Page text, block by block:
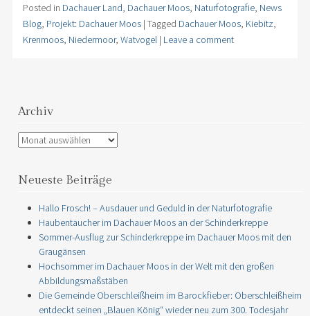
Posted in Dachauer Land, Dachauer Moos, Naturfotografie, News
Blog, Projekt: Dachauer Moos | Tagged Dachauer Moos, Kiebitz,
Krenmoos, Niedermoor, Watvogel | Leave a comment
Archiv
Archiv
Neueste Beiträge
Hallo Frosch! – Ausdauer und Geduld in der Naturfotografie
Haubentaucher im Dachauer Moos an der Schinderkreppe
Sommer-Ausflug zur Schinderkreppe im Dachauer Moos mit den
Graugänsen
Hochsommer im Dachauer Moos in der Welt mit den großen
Abbildungsmaßstäben
Die Gemeinde Oberschleißheim im Barockfieber: Oberschleißheim
entdeckt seinen „Blauen König“ wieder neu zum 300. Todesjahr